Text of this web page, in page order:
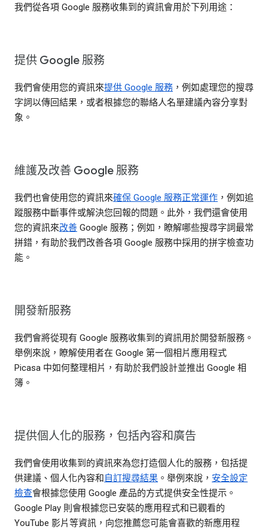
我們從各項 Google 服務收集到的資訊會用於下列用途：
提供 Google 服務
我們會使用您的資訊來提供 Google 服務 ，例如處理您的搜尋
字詞以傳回結果，或者根據您的聯絡人名單建議內容分享對
象。
維護及改善 Google 服務
我們也會使用您的資訊來確保 Google 服務正常運作 ，例如追
蹤服務中斷事件或解決您回報的問題。此外，我們還會使用
您的資訊來改善 Google 服務；例如，瞭解哪些搜尋字詞最常
拼錯，有助於我們改善各項 Google 服務中採用的拼字檢查功
能。
開發新服務
我們會將從現有 Google 服務收集到的資訊用於開發新服務。
舉例來說，瞭解使用者在 Google 第一個相片應用程式
Picasa 中如何整理相片，有助於我們設計並推出 Google 相
簿。
提供個人化的服務，包括內容和廣告
我們會使用收集到的資訊來為您打造個人化的服務，包括提
供建議、個人化內容和自訂搜尋結果 。舉例來說， 安全設定
檢查會根據您使用 Google 產品的方式提供安全性提示。
Google Play 則會根據您已安裝的應用程式和已觀看的
YouTube 影片等資訊，向您推薦您可能會喜歡的新應用程